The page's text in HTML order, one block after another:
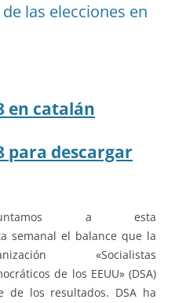
las elecciones en
en catalán
para descargar
a esta
semanal el balance que la
«Socialistas
de los EEUU» (DSA)
de los resultados. DSA ha